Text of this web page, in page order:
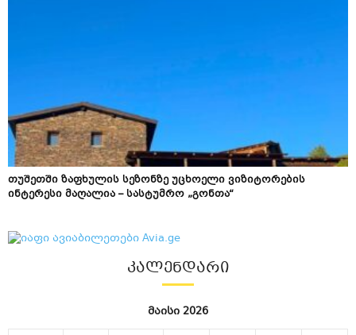
თუშეთში ზაფხულის სეზონზე უცხოელი ვიზიტორების
ინტერესი მაღალია – სასტუმრო „გონთა“
ᲙᲐᲚᲔᲜᲓᲐᲠᲘ
მაისი 2026